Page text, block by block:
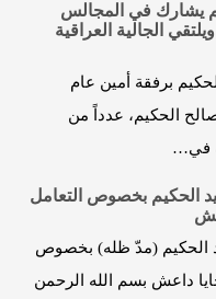
يشارك في المجالس
الجالية العراقية
برفقة أمين عام
الحكيم، عدداً من
في…
الحكيم بخصوص التعامل
الحكيم (مدّ ظله) بخصوص
داعش بسم الله الرحمن